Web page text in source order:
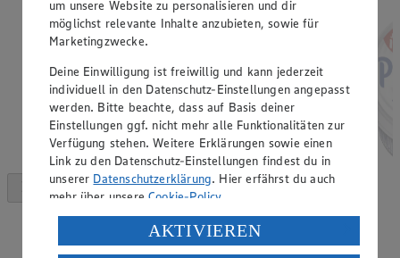
um unsere Website zu personalisieren und dir
möglichst relevante Inhalte anzubieten, sowie für
Marketingzwecke.
Deine Einwilligung ist freiwillig und kann jederzeit
individuell in den Datenschutz-Einstellungen angepasst
werden. Bitte beachte, dass auf Basis deiner
Einstellungen ggf. nicht mehr alle Funktionalitäten zur
Verfügung stehen. Weitere Erklärungen sowie einen
Link zu den Datenschutz-Einstellungen findest du in
unserer Datenschutzerklärung. Hier erfährst du auch
mehr über unsereCookie-Policy.
Verarbeitung deiner personenbezogenen Daten in den
USA durch Facebook und YouTube:
AKTIVIEREN